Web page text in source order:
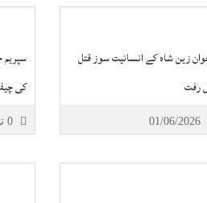
سیدہ زینب حسین کی پریس کانفرنس
زین شاہ کے انسانیت سوز قتل
رفت
01/06/2026
کی